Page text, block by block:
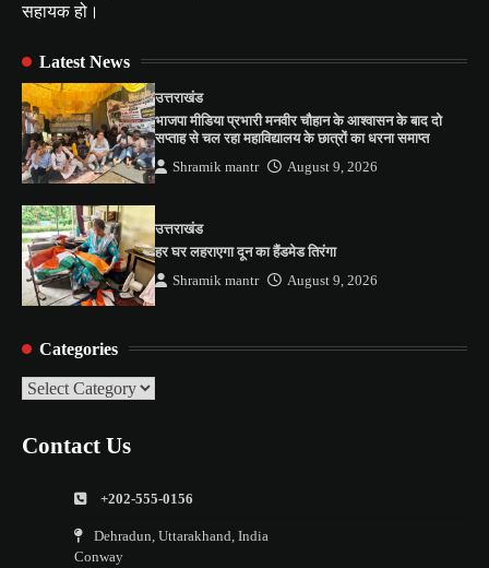
सहायक हो।
Latest News
उत्तराखंड
भाजपा मीडिया प्रभारी मनवीर चौहान के आश्वासन के बाद दो
सप्ताह से चल रहा महाविद्यालय के छात्रों का धरना समाप्त
Shramik mantr August 9, 2026
उत्तराखंड
हर घर लहराएगा दून का हैंडमेड तिरंगा
Shramik mantr August 9, 2026
Categories
Categories
Contact Us
+202-555-0156
Dehradun, Uttarakhand, India
Conway